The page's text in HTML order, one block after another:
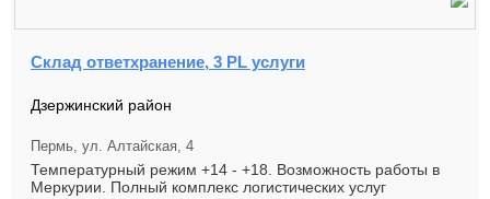
Склад ответхранение, 3 PL услуги
Дзержинский район
Пермь, ул. Алтайская, 4
Температурный режим +14 - +18. Возможность работы в
Меркурии. Полный комплекс логистических услуг